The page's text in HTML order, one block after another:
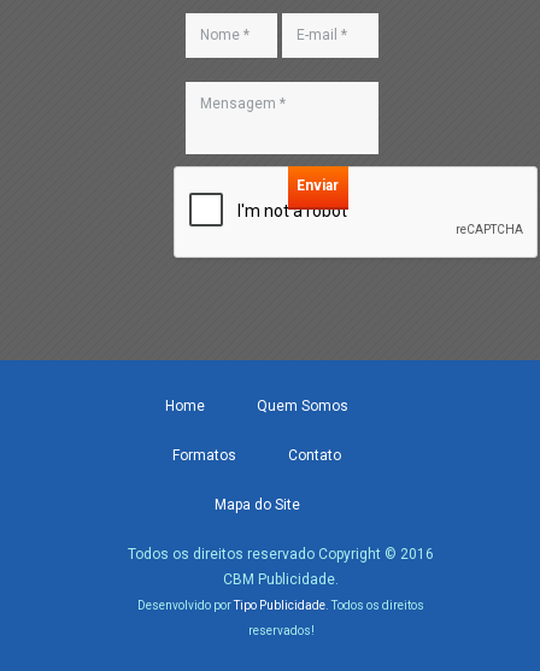
Home Quem Somos
Formatos Contato
Mapa do Site
Todos os direitos reservado Copyright © 2016
CBM Publicidade.
Desenvolvido porTipo Publicidade . Todos os direitos
reservados!